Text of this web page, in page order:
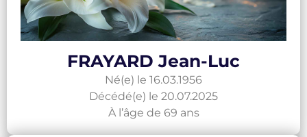
FRAYARD Jean-Luc
Né(e) le 16.03.1956
Décédé(e) le 20.07.2025
À l’âge de 69 ans